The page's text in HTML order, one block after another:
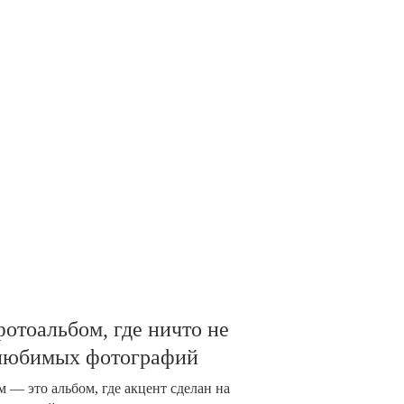
где ничто не
фотографий
это альбом, где акцент сделан на